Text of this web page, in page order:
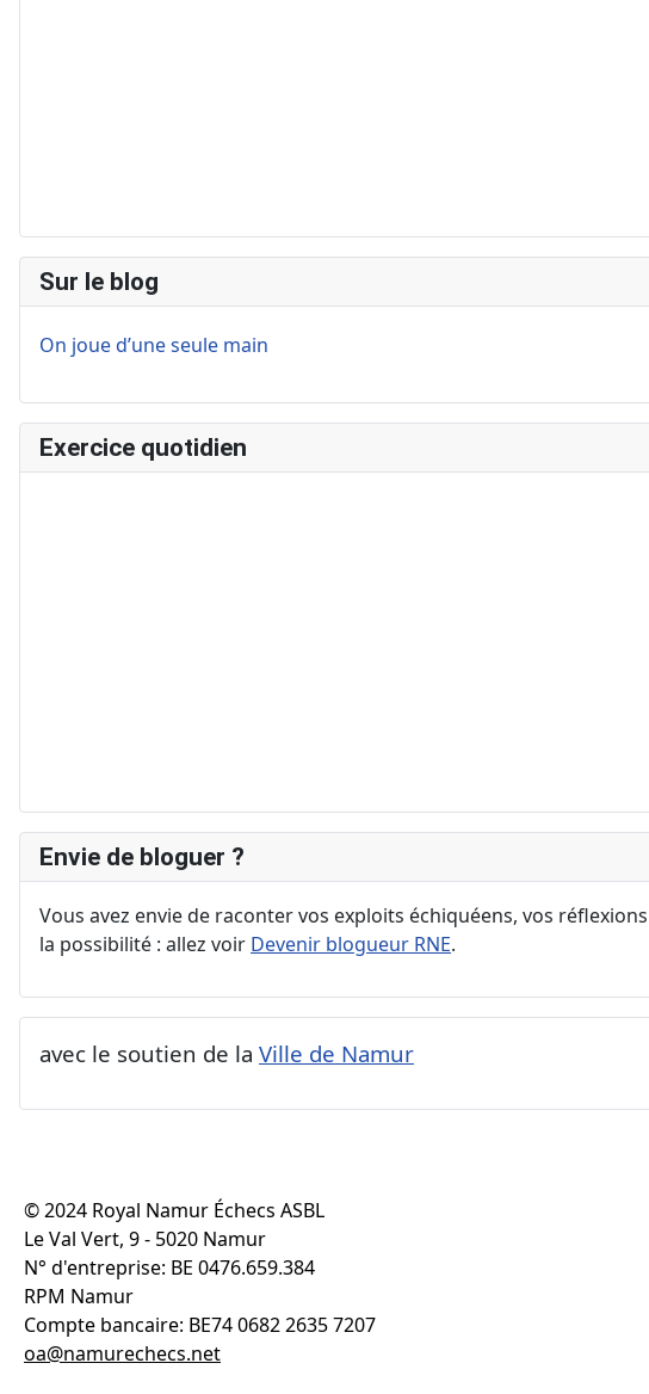
Sur le blog
On joue d’une seule main
Exercice quotidien
Envie de bloguer ?
Vous avez envie de raconter vos exploits échiquéens, vos
la possibilité : allez voir Devenir blogueur RNE.
avec le soutien de la Ville de Namur
© 2024 Royal Namur Échecs ASBL
Le Val Vert, 9 - 5020 Namur
N° d'entreprise: BE 0476.659.384
RPM Namur
Compte bancaire: BE74 0682 2635 7207
oa@namurechecs.net